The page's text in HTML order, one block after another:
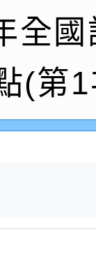
獎典禮
空演習
習
理「台
學示
扶助
-2：國
」
表揚
獎」實
交通局
勵民眾
原住
全
(第